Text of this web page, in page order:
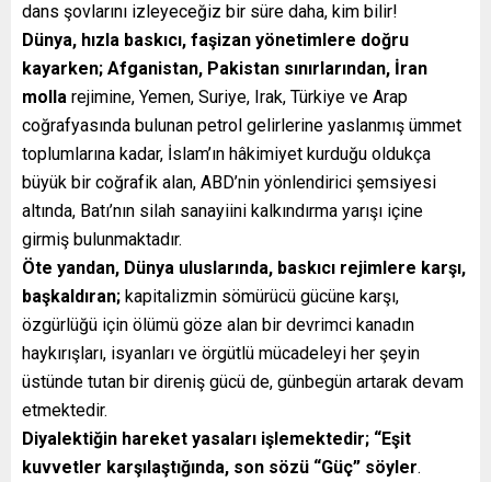
dans şovlarını izleyeceğiz bir süre daha, kim bilir!
Dünya, hızla baskıcı, faşizan yönetimlere doğru
kayarken; Afganistan, Pakistan sınırlarından, İran
molla rejimine, Yemen, Suriye, Irak, Türkiye ve Arap
coğrafyasında bulunan petrol gelirlerine yaslanmış ümmet
toplumlarına kadar, İslam’ın hâkimiyet kurduğu oldukça
büyük bir coğrafik alan, ABD’nin yönlendirici şemsiyesi
altında, Batı’nın silah sanayiini kalkındırma yarışı içine
girmiş bulunmaktadır.
Öte yandan, Dünya uluslarında, baskıcı rejimlere karşı,
başkaldıran; kapitalizmin sömürücü gücüne karşı,
özgürlüğü için ölümü göze alan bir devrimci kanadın
haykırışları, isyanları ve örgütlü mücadeleyi her şeyin
üstünde tutan bir direniş gücü de, günbegün artarak devam
etmektedir.
Diyalektiğin hareket yasaları işlemektedir; “Eşit
kuvvetler karşılaştığında, son sözü “Güç” söyler.